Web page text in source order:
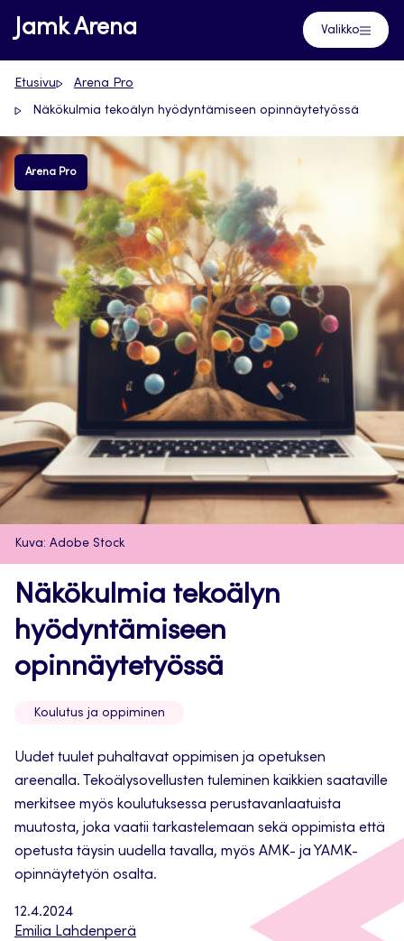
Siirry
suoraan
sisältöön
Jamk Arena Valikko
Etusivu Arena Pro
Näkökulmia tekoälyn hyödyntämiseen opinnäytetyössä
Arena Pro
Kuva: Adobe Stock
12.4.2024
Emilia Lahdenperä
Näkökulmia tekoälyn
hyödyntämiseen
opinnäytetyössä
Koulutus ja oppiminen
Uudet tuulet puhaltavat oppimisen ja opetuksen
areenalla. Tekoälysovellusten tuleminen kaikkien saataville
merkitsee myös koulutuksessa perustavanlaatuista
muutosta, joka vaatii tarkastelemaan sekä oppimista että
opetusta täysin uudella tavalla, myös AMK- ja YAMK-
opinnäytetyön osalta.